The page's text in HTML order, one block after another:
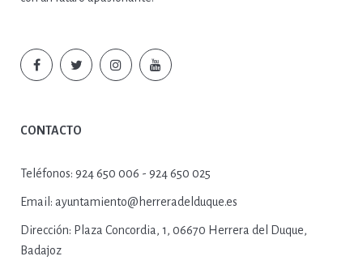
CONTACTO
Teléfonos: 924 650 006 - 924 650 025
Email: ayuntamiento@herreradelduque.es
Dirección: Plaza Concordia, 1, 06670 Herrera del Duque,
Badajoz